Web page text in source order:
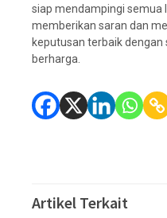
siap mendampingi semua
memberikan saran dan
keputusan terbaik
berharga.
Artikel Terkait